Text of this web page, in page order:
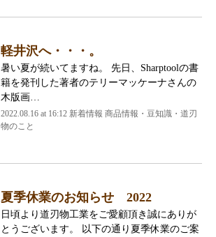
軽井沢へ・・・。
暑い夏が続いてますね。 先日、Sharptoolの書
籍を発刊した著者のテリーマッケーナさんの
木版画…
2022.08.16 at 16:12 新着情報 商品情報・豆知識・道刃
物のこと
夏季休業のお知らせ 2022
日頃より道刃物工業をご愛顧頂き誠にありが
とうございます。 以下の通り夏季休業のご案